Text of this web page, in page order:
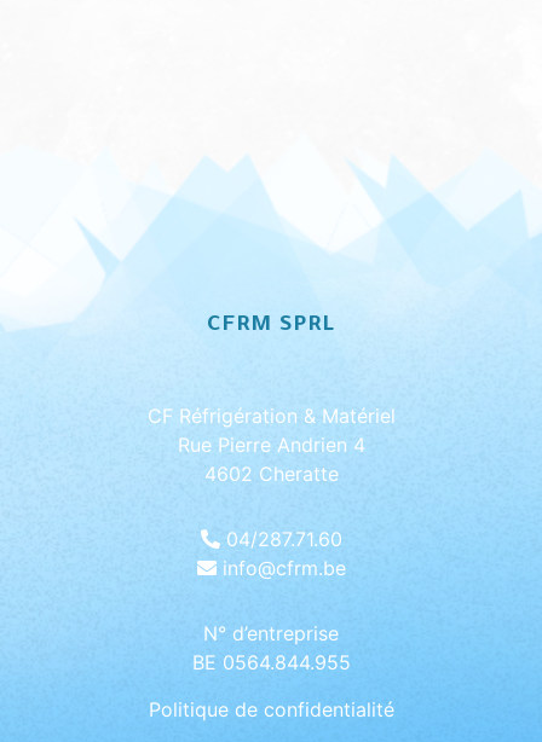
CFRM SPRL
CF Réfrigération & Matériel
Rue Pierre Andrien 4
4602 Cheratte
04/287.71.60
info@cfrm.be
N° d’entreprise
BE 0564.844.955
Politique de confidentialité